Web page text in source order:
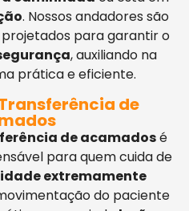
. Nossos andadores são
para garantir o
, auxiliando na
prática e eficiente.
de
de acamadosé
para quem cuida de
extremamente
do paciente